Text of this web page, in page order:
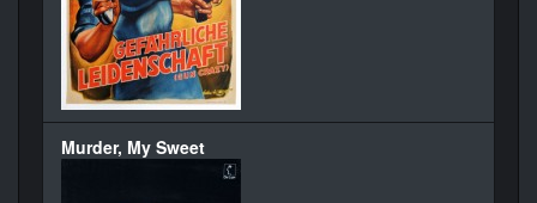
Murder, My Sweet